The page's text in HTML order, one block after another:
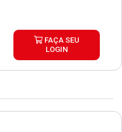
FAÇA SEU
LOGIN